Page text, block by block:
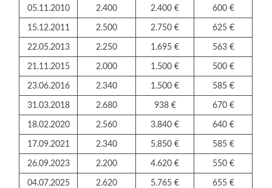
05.11.2010 2.400 2.400 € 600 €
15.12.2011 2.500 2.750 € 625 €
22.05.2013 2.250 1.695 € 563 €
21.11.2015 2.000 1.500 € 500 €
23.06.2016 2.340 1.500 € 585 €
31.03.2018 2.680 938 € 670 €
18.02.2020 2.560 3.840 € 640 €
17.09.2021 2.340 5.850 € 585 €
26.09.2023 2.200 4.620 € 550 €
04.07.2025 2.620 5.765 € 655 €